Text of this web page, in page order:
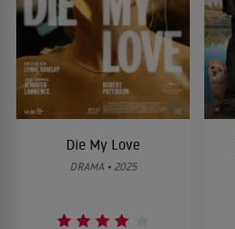
Die My Love
DRAMA • 2025